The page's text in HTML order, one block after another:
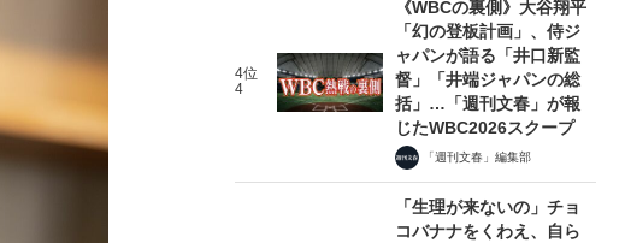
4位
4
《WBCの裏側》大谷翔平
「幻の登板計画」、侍ジ
ャパンが語る「井口新監
督」「井端ジャパンの総
括」…「週刊文春」が報
じたWBC2026スクープ
「週刊文春」編集部
「生理が来ないの」チョ
コバナナをくわえ、自ら